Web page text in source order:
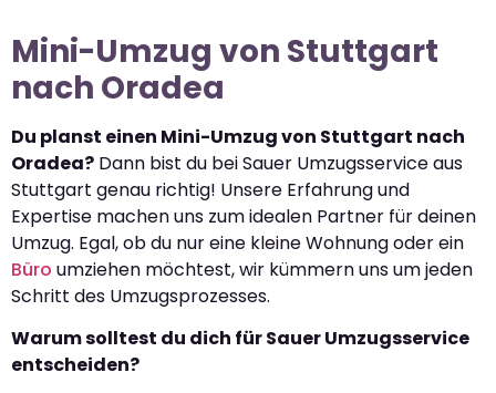
Mini-Umzug von Stuttgart
nach Oradea
Du planst einen Mini-Umzug von Stuttgart nach
Oradea? Dann bist du bei Sauer Umzugsservice aus
Stuttgart genau richtig! Unsere Erfahrung und
Expertise machen uns zum idealen Partner für deinen
Umzug. Egal, ob du nur eine kleine Wohnung oder ein
Büro umziehen möchtest, wir kümmern uns um jeden
Schritt des Umzugsprozesses.
Warum solltest du dich für Sauer Umzugsservice
entscheiden?